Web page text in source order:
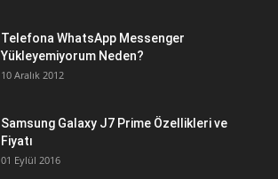
Telefona WhatsApp Messenger
Yükleyemiyorum Neden?
10 Aralık 2012
Samsung Galaxy J7 Prime Özellikleri ve
Fiyatı
01 Eylül 2016